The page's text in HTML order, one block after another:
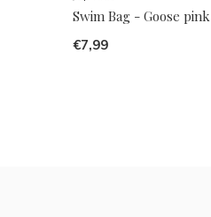
Swim Bag - Goose pink
€7,99